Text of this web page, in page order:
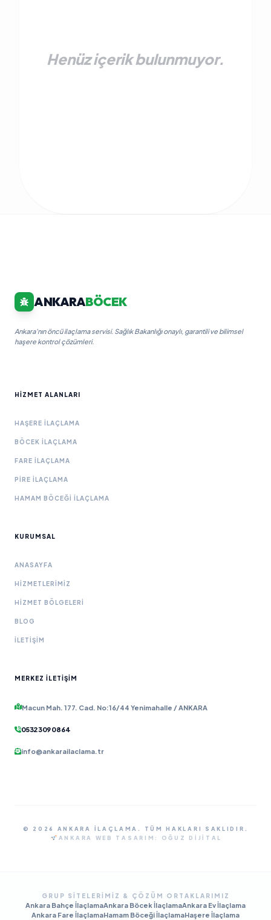
Henüz içerik bulunmuyor.
ANKARABÖCEK
Ankara'nın öncü ilaçlama servisi. Sağlık Bakanlığı onaylı, garantili ve bilimsel
haşere kontrol çözümleri.
HIZMET ALANLARI
HAŞERE İLAÇLAMA
BÖCEK İLAÇLAMA
FARE İLAÇLAMA
PIRE İLAÇLAMA
HAMAM BÖCEĞI İLAÇLAMA
KURUMSAL
ANASAYFA
HIZMETLERIMIZ
HIZMET BÖLGELERI
BLOG
İLETIŞIM
MERKEZ İLETIŞIM
Macun Mah. 177. Cad. No:16/44 Yenimahalle / ANKARA
0532 309 08 64
info@ankarailaclama.tr
© 2026 ANKARA İLAÇLAMA. TÜM HAKLARI SAKLIDIR.
ANKARA WEB TASARIM:
OĞUZ DIJITAL
GRUP SITELERIMIZ & ÇÖZÜM ORTAKLARIMIZ
Ankara Bahçe İlaçlamaAnkara Böcek İlaçlamaAnkara Ev İlaçlama
Ankara Fare İlaçlamaHamam Böceği İlaçlamaHaşere İlaçlama